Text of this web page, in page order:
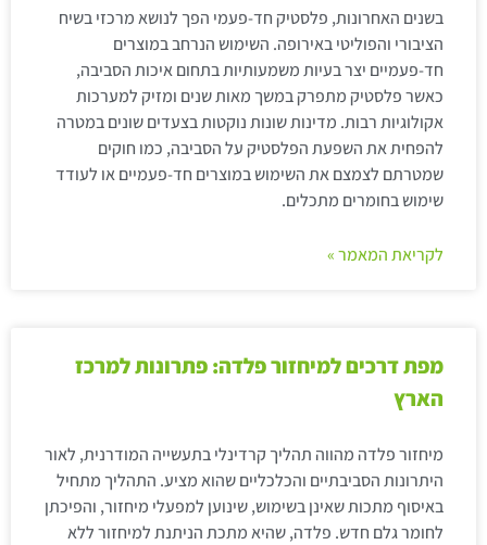
בשנים האחרונות, פלסטיק חד-פעמי הפך לנושא מרכזי בשיח
הציבורי והפוליטי באירופה. השימוש הנרחב במוצרים
חד-פעמיים יצר בעיות משמעותיות בתחום איכות הסביבה,
כאשר פלסטיק מתפרק במשך מאות שנים ומזיק למערכות
אקולוגיות רבות. מדינות שונות נוקטות בצעדים שונים במטרה
להפחית את השפעת הפלסטיק על הסביבה, כמו חוקים
שמטרתם לצמצם את השימוש במוצרים חד-פעמיים או לעודד
שימוש בחומרים מתכלים.
לקריאת המאמר »
מפת דרכים למיחזור פלדה: פתרונות למרכז
הארץ
מיחזור פלדה מהווה תהליך קרדינלי בתעשייה המודרנית, לאור
היתרונות הסביבתיים והכלכליים שהוא מציע. התהליך מתחיל
באיסוף מתכות שאינן בשימוש, שינוען למפעלי מיחזור, והפיכתן
לחומר גלם חדש. פלדה, שהיא מתכת הניתנת למיחזור ללא